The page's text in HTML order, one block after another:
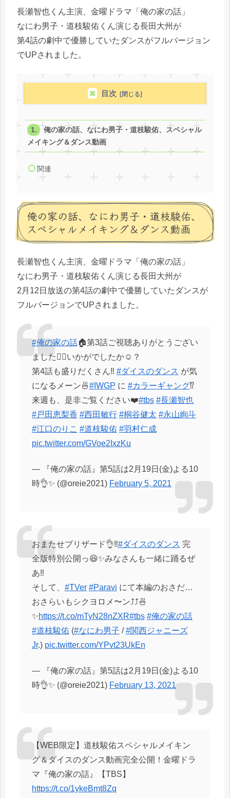
長瀬智也くん主演、金曜ドラマ「俺の家の話」
なにわ男子・道枝駿佑くん演じる長田大州が
第4話の劇中で優勝していたダンスがフルバージョン
でUPされました。
目次
俺の家の話、なにわ男子・道枝駿佑、スペシャル
メイキング＆ダンス動画
関連
俺の家の話、なにわ男子・道枝駿佑、
スペシャルメイキング＆ダンス動画
長瀬智也くん主演、金曜ドラマ「俺の家の話」
なにわ男子・道枝駿佑くん演じる長田大州が
2月12日放送の第4話の劇中で優勝していたダンスが
フルバージョンでUPされました。
#俺の家の話🏠第3話ご視聴ありがとうござい
ました🙇‍♀️いかがでしたか☺️？
第4話も盛りだくさん‼️ #ダイスのダンス が気
になるメーン🍜#IWGP に #カラーギャング⁉️
来週も、是非ご覧ください❤️#tbs #長瀬智也
#戸田恵梨香 #西田敏行 #桐谷健太 #永山絢斗
#江口のりこ #道枝駿佑 #羽村仁成
pic.twitter.com/GVoe2IxzKu
— 『俺の家の話』第5話は2月19日(金)よる10
時👌✨ (@oreie2021) February 5, 2021
おまたせブリザード👌‼️#ダイスのダンス 完
全版特別公開っ😆✨みなさんも一緒に踊るぜ
あ‼️
そして、 #TVer #Paravi にて本編のおさだ…
おさらいもシクヨロメ〜ン⤴︎⤴︎🍜
✨https://t.co/mTyN28nZXR#tbs #俺の家の話
#道枝駿佑(#なにわ男子 /#関西ジャニーズ
Jr.) pic.twitter.com/YPvt23UkEn
— 『俺の家の話』第5話は2月19日(金)よる10
時👌✨ (@oreie2021) February 13, 2021
【WEB限定】道枝駿佑スペシャルメイキン
グ＆ダイスのダンス動画完全公開！金曜ドラ
マ『俺の家の話』【TBS】
https://t.co/1ykeBmt8Zq